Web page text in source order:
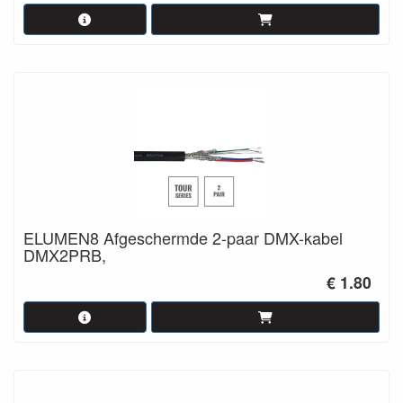
ELUMEN8 Afgeschermde 2-paar DMX-kabel
DMX2PRB,
€ 1.80